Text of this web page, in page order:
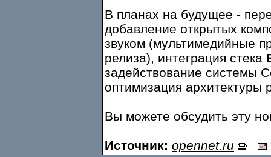
В планах на будущее -
добавление открытых
звуком (мультимедийные
релиза), интеграция стека
задействование системы
оптимизация
Вы можете обсудить эту
Источник: opennet.ru